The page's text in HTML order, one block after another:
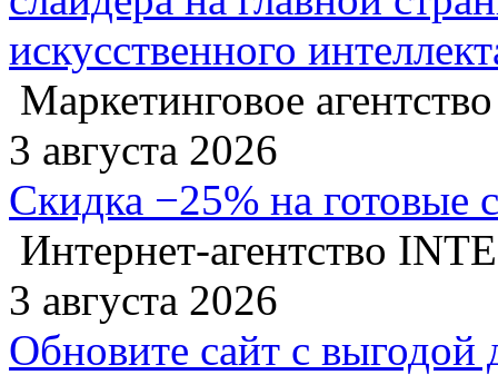
искусственного
Маркетинговое
3 августа 2026
Скидка −25% на готовые
Интернет-агентство
3 августа 2026
Обновите сайт с выгодой